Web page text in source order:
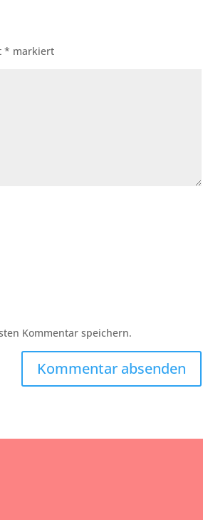
* markiert
Kommentar speichern.